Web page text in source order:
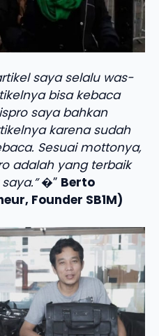
saya selalu was-
bisa kebaca
saya bahkan
karena sudah
Sesuai mottonya,
adalah yang terbaik
�” Berto
Founder SB1M)